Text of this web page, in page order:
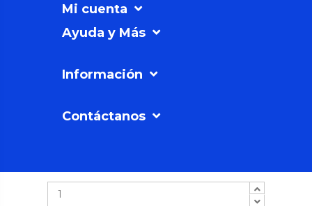
Mi cuenta
Ayuda y Más
Información
Contáctanos
SICNOVAº